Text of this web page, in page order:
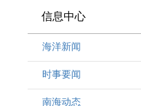
信息中心
海洋新闻
时事要闻
南海动态